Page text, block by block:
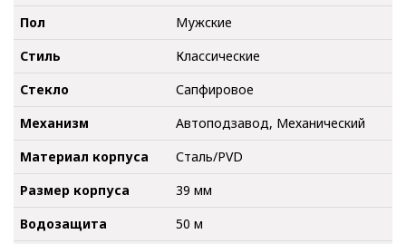
Пол
Мужские
Стиль
Классические
Стекло
Сапфировое
Механизм
Автоподзавод, Механический
Материал корпуса
Сталь/PVD
Размер корпуса
39 мм
Водозащита
50 м